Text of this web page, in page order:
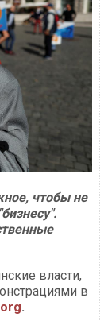
чтобы не
власти,
в
.